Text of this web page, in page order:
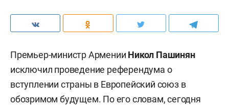
Премьер-министр Армении Никол Пашинян
исключил проведение референдума о
вступлении страны в Европейский союз в
обозримом будущем. По его словам, сегодня